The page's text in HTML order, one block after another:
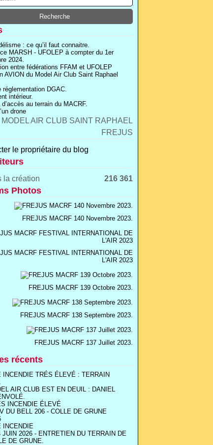
: ce qu’il faut connaitre.
MARSH - UFOLEP à compter du 1er
2024.
entre fédérations FFAM et UFOLEP
AVION du Model Air Club Saint Raphael
réglementation DGAC.
intérieur.
au terrain du MACRF.
drone
le propriétaire du blog
la création 216 361
Photos
FREJUS MACRF 140 Novembre 2023.
MACRF FESTIVAL INTERNATIONAL DE
L'AIR 2023
FREJUS MACRF 139 Octobre 2023.
FREJUS MACRF 138 Septembre 2023.
FREJUS MACRF 137 Juillet 2023.
récents
INCENDIE TRÉS ÉLEVÉ : TERRAIN
AIR CLUB EST EN DEUIL : DANIEL
INCENDIE ÉLEVÉ
DU BELL 206 - COLLE DE GRUNE
INCENDIE
JUIN 2026 - ENTRETIEN DU TERRAIN DE
DE GRUNE.